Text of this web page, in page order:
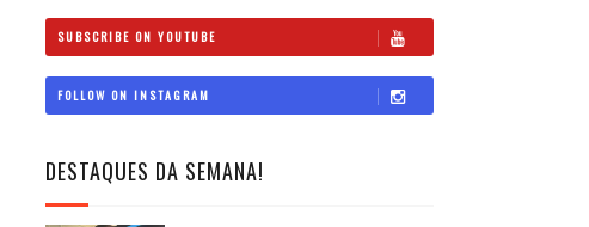
SUBSCRIBE ON YOUTUBE
FOLLOW ON INSTAGRAM
DESTAQUES DA SEMANA!